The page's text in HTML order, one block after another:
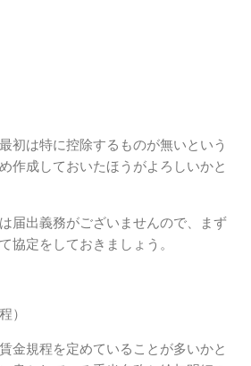
初は特に控除するものが無いという
作成しておいたほうがよろしいかと
届出義務がございませんので、まず
協定をしておきましょう。
）
規程を定めていることが多いかと